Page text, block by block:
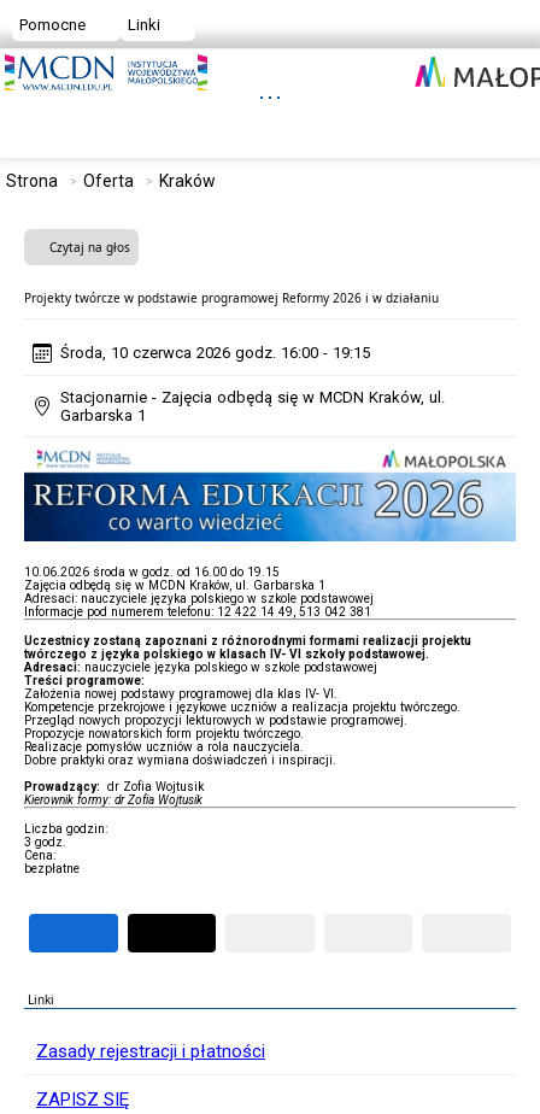
Pomocne Linki
Strona Oferta Kraków
Czytaj na głos
Projekty twórcze w podstawie programowej Reformy 2026 i w działaniu
Środa, 10 czerwca 2026 godz. 16:00 - 19:15
Stacjonarnie - Zajęcia odbędą się w MCDN Kraków, ul.
Garbarska 1
10.06.2026 środa w godz. od 16.00 do 19.15
Zajęcia odbędą się w MCDN Kraków, ul. Garbarska 1
Adresaci: nauczyciele języka polskiego w szkole podstawowej
Informacje pod numerem telefonu: 12 422 14 49, 513 042 381
Uczestnicy zostaną zapoznani z różnorodnymi formami realizacji projektu
twórczego z języka polskiego w klasach IV- VI szkoły podstawowej.
Adresaci: nauczyciele języka polskiego w szkole podstawowej
Treści programowe:
Założenia nowej podstawy programowej dla klas IV- VI.
Kompetencje przekrojowe i językowe uczniów a realizacja projektu twórczego.
Przegląd nowych propozycji lekturowych w podstawie programowej.
Propozycje nowatorskich form projektu twórczego.
Realizacje pomysłów uczniów a rola nauczyciela.
Dobre praktyki oraz wymiana doświadczeń i inspiracji.
Prowadzący: dr Zofia Wojtusik
Kierownik formy: dr Zofia Wojtusik
Liczba godzin:
3 godz.
Cena:
bezpłatne
Linki
Zasady rejestracji i płatności
ZAPISZ SIĘ